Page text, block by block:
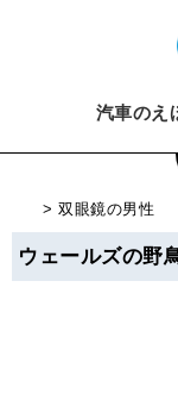
汽車のえ
> 双眼鏡の男性
ウェールズの野